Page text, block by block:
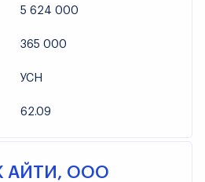
5 624 000
365 000
УСН
62.09
АЙТИ, ООО